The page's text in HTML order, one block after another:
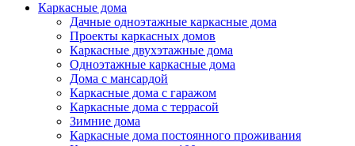
Каркасные дома
Дачные одноэтажные каркасные дома
Проекты каркасных домов
Каркасные двухэтажные дома
Одноэтажные каркасные дома
Дома с мансардой
Каркасные дома с гаражом
Каркасные дома с террасой
Зимние дома
Каркасные дома постоянного проживания